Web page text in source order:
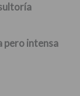
pero intensa